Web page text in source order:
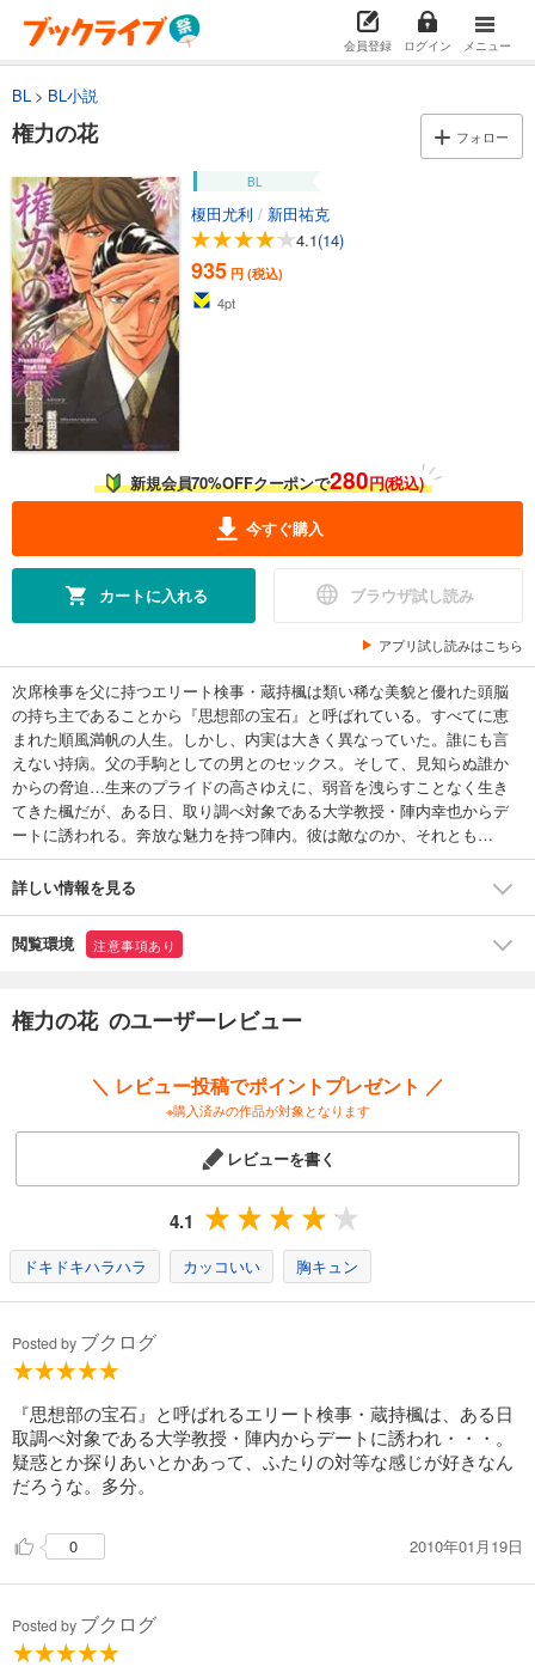
会員登録 ログイン メニュー
BL BL小説
権力の花 フォロー
BL
榎田尤利 / 新田祐克
4.1(14)
935 円 (税込)
4pt
新規会員70%OFFクーポンで280円(税込)
今すぐ購入
カートに入れる ブラウザ試し読み
アプリ試し読みはこちら
次席検事を父に持つエリート検事・蔵持楓は類い稀な美貌と優れた頭脳
の持ち主であることから『思想部の宝石』と呼ばれている。すべてに恵
まれた順風満帆の人生。しかし、内実は大きく異なっていた。誰にも言
えない持病。父の手駒としての男とのセックス。そして、見知らぬ誰か
からの脅迫…生来のプライドの高さゆえに、弱音を洩らすことなく生き
てきた楓だが、ある日、取り調べ対象である大学教授・陣内幸也からデ
ートに誘われる。奔放な魅力を持つ陣内。彼は敵なのか、それとも…
詳しい情報を見る
閲覧環境 注意事項あり
権力の花 のユーザーレビュー
＼ レビュー投稿でポイントプレゼント ／
※購入済みの作品が対象となります
レビューを書く
4.1
ドキドキハラハラ カッコいい 胸キュン
Posted by ブクログ
『思想部の宝石』と呼ばれるエリート検事・蔵持楓は、ある日
取調べ対象である大学教授・陣内からデートに誘われ・・・。
疑惑とか探りあいとかあって、ふたりの対等な感じが好きなん
だろうな。多分。
0 2010年01月19日
Posted by ブクログ